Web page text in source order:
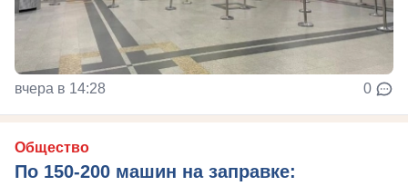
вчера в 14:28 0
Общество
По 150-200 машин на заправке: